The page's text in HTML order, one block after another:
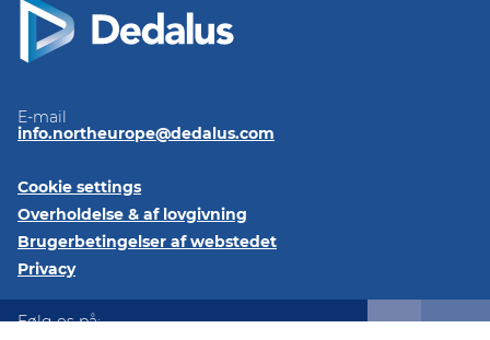
E-mail
info.northeurope@dedalus.com
Cookie settings
Overholdelse & af lovgivning
Brugerbetingelser af webstedet
Privacy
Følg os på: